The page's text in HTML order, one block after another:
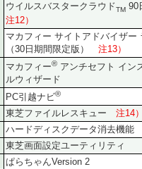
ウイルスバスタークラウドTM
注12）
マカフィー サイトアドバイザー
（30日期間限定版） 注13）
マカフィー® アンチセフト イン
ルウィザード
PC引越ナビ®
東芝ファイルレスキュー 注14
ハードディスクデータ消去機能
東芝画面設定ユーティリティ
ぱらちゃんVersion 2